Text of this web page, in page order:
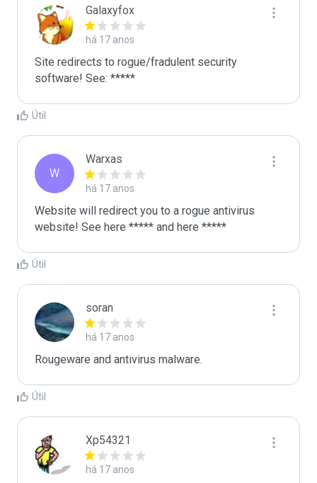
Galaxyfox
há 17 anos
Site redirects to rogue/fradulent security
software! See: *****
Útil
W
Warxas
há 17 anos
Website will redirect you to a rogue antivirus
website! See here ***** and here *****
Útil
soran
há 17 anos
Rougeware and antivirus malware.
Útil
Xp54321
há 17 anos